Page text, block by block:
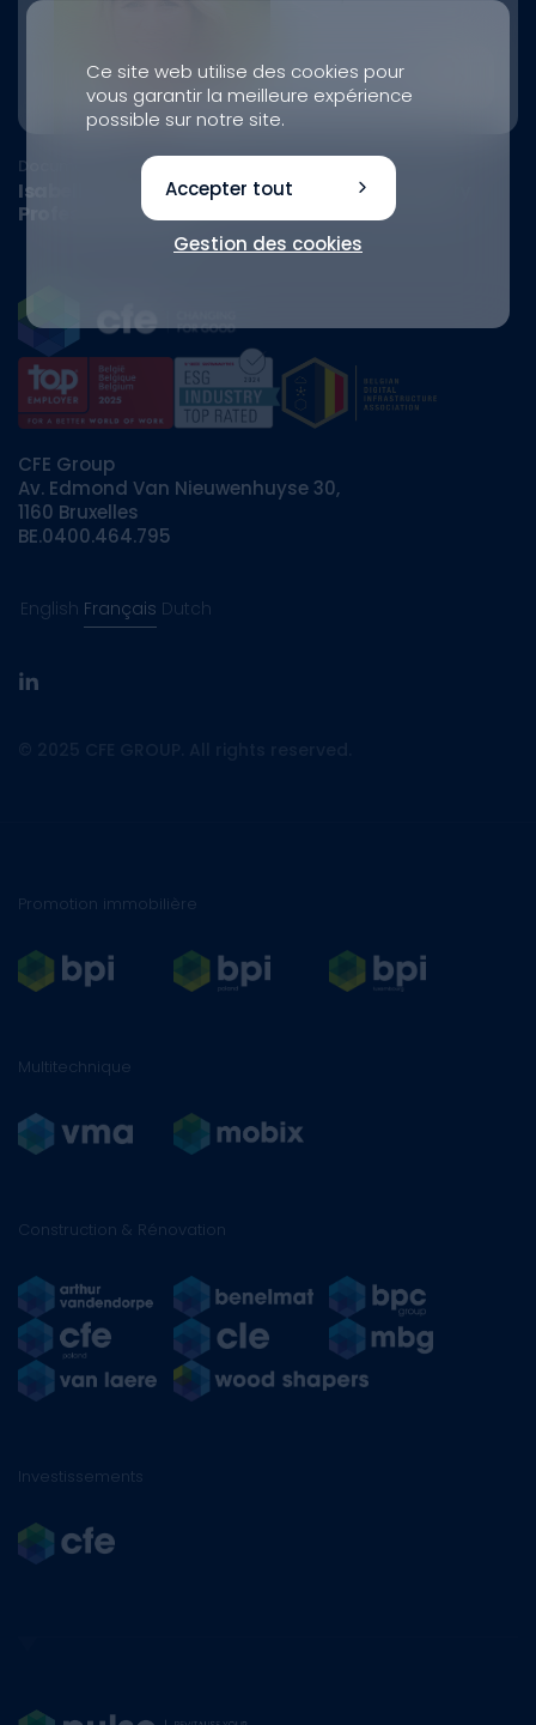
Document
Isabelle De Bruyne finaliste pour Sustainability
Professional 2023
CFE Group
Av. Edmond Van Nieuwenhuyse 30,
1160 Bruxelles
BE.0400.464.795
English Français Dutch
linkedin
Promotion immobilière
Multitechnique
Construction & Rénovation
Investissements
Ce site web utilise des cookies pour
vous garantir la meilleure expérience
possible sur notre site.
Accepter tout
Gestion des cookies